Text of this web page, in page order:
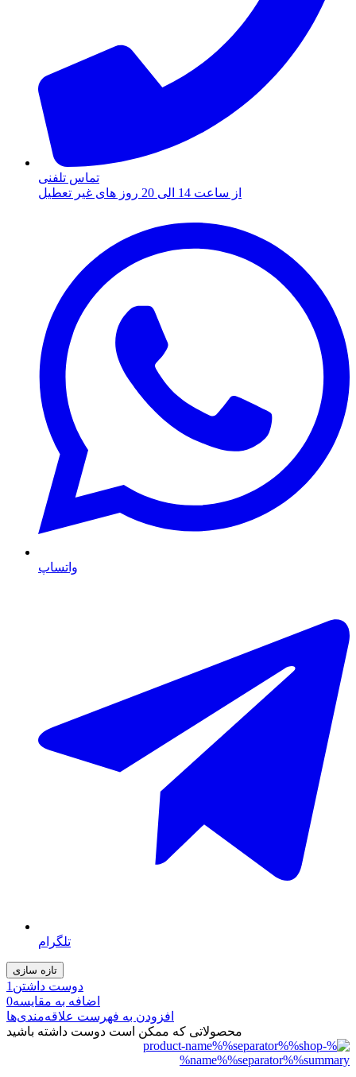
تماس تلفنی
از ساعت 14 الی 20 روز های غیر تعطیل
واتساپ
تلگرام
دوست داشتن 1
اضافه به مقایسه0
افزودن به فهرست علاقه‌مندی‌ها
محصولاتی که ممکن است دوست داشته باشید